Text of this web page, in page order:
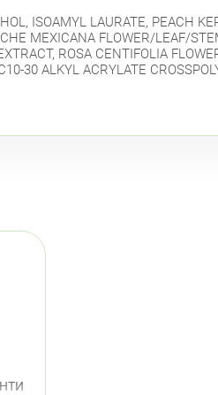
ISOAMYL LAURATE, PEACH
MEXICANA FLOWER/LEAF/
ROSA CENTIFOLIA
30 ALKYL ACRYLATE